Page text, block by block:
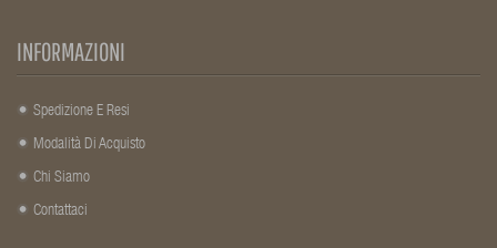
INFORMAZIONI
Spedizione E Resi
Modalità Di Acquisto
Chi Siamo
Contattaci